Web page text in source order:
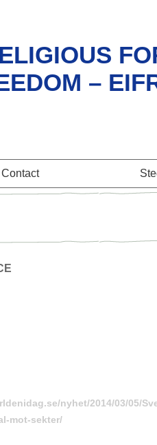
–
Contact
nyhet/2014/03/05/
mot-sekter/